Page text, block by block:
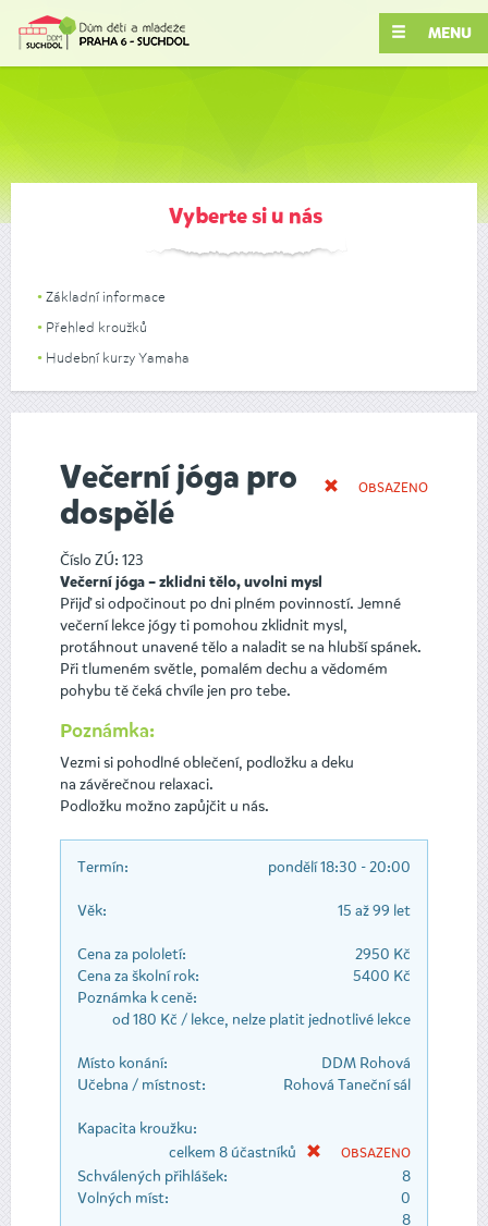
MENU
Vyberte si u nás
Základní informace
Přehled kroužků
Hudební kurzy Yamaha
OBSAZENO
Večerní jóga pro
dospělé
Číslo ZÚ: 123
Večerní jóga – zklidni tělo, uvolni mysl
Přijď si odpočinout po dni plném povinností. Jemné
večerní lekce jógy ti pomohou zklidnit mysl,
protáhnout unavené tělo a naladit se na hlubší spánek.
Při tlumeném světle, pomalém dechu a vědomém
pohybu tě čeká chvíle jen pro tebe.
Poznámka:
Vezmi si pohodlné oblečení, podložku a deku
na závěrečnou relaxaci.
Podložku možno zapůjčit u nás.
Termín: pondělí 18:30 - 20:00
Věk: 15 až 99 let
Cena za pololetí:
2950 Kč
Cena za školní rok:
5400 Kč
Poznámka k ceně:
od 180 Kč / lekce, nelze platit jednotlivé lekce
Místo konání:
DDM Rohová
Učebna / místnost:
Rohová Taneční sál
Kapacita kroužku:
celkem 8 účastníků
OBSAZENO
Schválených přihlášek:
8
Volných míst:
0
8